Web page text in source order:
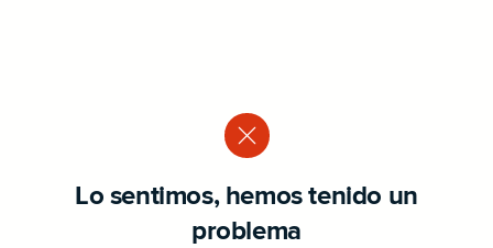
Lo sentimos, hemos tenido un
problema